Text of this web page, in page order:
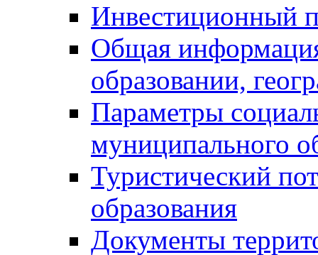
Инвестиционный
Общая
образовании,
Параметры
муниципального
Туристический
образования
Документы